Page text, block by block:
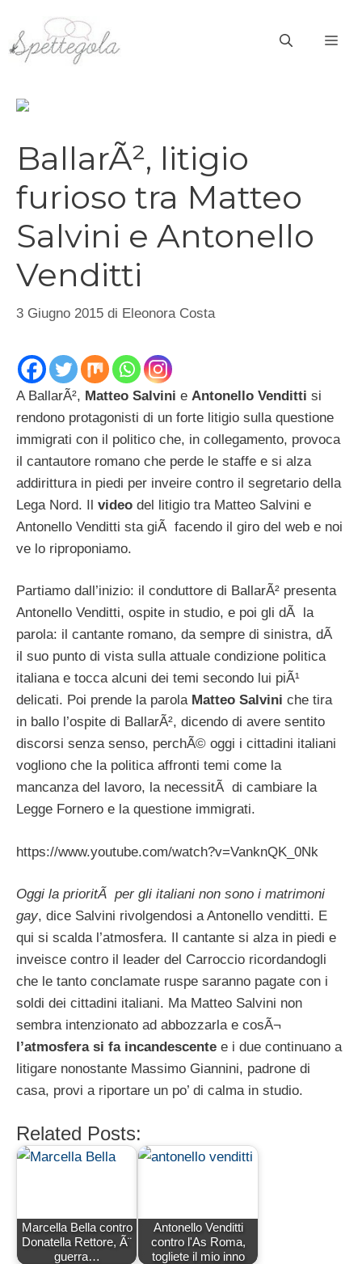
contenuto
BallarÃ², litigio
furioso tra Matteo
Salvini e Antonello
Venditti
3 Giugno 2015 di Eleonora Costa
A BallarÃ², Matteo Salvini e Antonello Venditti si
rendono protagonisti di un forte litigio sulla questione
immigrati con il politico che, in collegamento, provoca
il cantautore romano che perde le staffe e si alza
addirittura in piedi per inveire contro il segretario della
Lega Nord. Il video del litigio tra Matteo Salvini e
Antonello Venditti sta giÃ facendo il giro del web e noi
ve lo riproponiamo.
Partiamo dall’inizio: il conduttore di BallarÃ² presenta
Antonello Venditti, ospite in studio, e poi gli dÃ la
parola: il cantante romano, da sempre di sinistra, dÃ
il suo punto di vista sulla attuale condizione politica
italiana e tocca alcuni dei temi secondo lui piÃ¹
delicati. Poi prende la parola Matteo Salvini che tira
in ballo l’ospite di BallarÃ², dicendo di avere sentito
discorsi senza senso, perchÃ© oggi i cittadini italiani
vogliono che la politica affronti temi come la
mancanza del lavoro, la necessitÃ di cambiare la
Legge Fornero e la questione immigrati.
https://www.youtube.com/watch?v=VanknQK_0Nk
Oggi la prioritÃ per gli italiani non sono i matrimoni
gay, dice Salvini rivolgendosi a Antonello venditti. E
qui si scalda l’atmosfera. Il cantante si alza in piedi e
inveisce contro il leader del Carroccio ricordandogli
che le tanto conclamate ruspe saranno pagate con i
soldi dei cittadini italiani. Ma Matteo Salvini non
sembra intenzionato ad abbozzarla e cosÃ¬
l’atmosfera si fa incandescente e i due continuano a
litigare nonostante Massimo Giannini, padrone di
casa, provi a riportare un po’ di calma in studio.
Related Posts:
Marcella Bella contro
Donatella Rettore, Ã¨
guerra…
Antonello Venditti
contro l'As Roma,
togliete il mio inno